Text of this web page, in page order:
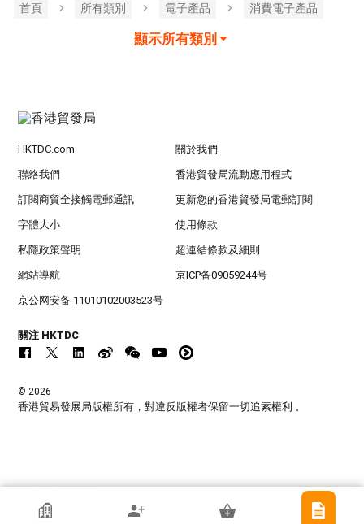
首頁 所有類別 電子產品 消費電子產品
顯示所有類別
香港貿發局參展商
HKTDC.com 關於我們
聯絡我們 香港貿發局流動應用程式
訂閱商貿全接觸電郵通訊 更新您的香港貿發局電郵訂閱
字體大小 使用條款
私隱政策聲明 超連結條款及細則
網站導航 京ICP备09059244号
京公网安备 11010102003523号
關注 HKTDC
© 2026
香港貿易發展局版權所有，對違反版權者保留一切追索權利 。